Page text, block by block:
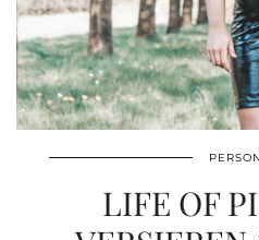
LIFE OF